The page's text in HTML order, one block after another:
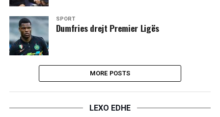
SPORT
​Dumfries drejt Premier Ligës
MORE POSTS
LEXO EDHE